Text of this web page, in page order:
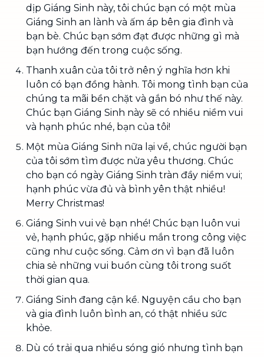
dịp Giáng Sinh này, tôi chúc bạn có một mùa
Giáng Sinh an lành và ấm áp bên gia đình và
bạn bè. Chúc bạn sớm đạt được những gì mà
bạn hướng đến trong cuộc sống.
Thanh xuân của tôi trở nên ý nghĩa hơn khi
luôn có bạn đồng hành. Tôi mong tình bạn của
chúng ta mãi bền chặt và gắn bó như thế này.
Chúc bạn Giáng Sinh này sẽ có nhiều niềm vui
và hạnh phúc nhé, bạn của tôi!
Một mùa Giáng Sinh nữa lại về, chúc người bạn
của tôi sớm tìm được nửa yêu thương. Chúc
cho bạn có ngày Giáng Sinh tràn đầy niềm vui;
hạnh phúc vừa đủ và bình yên thật nhiều!
Merry Christmas!
Giáng Sinh vui vẻ bạn nhé! Chúc bạn luôn vui
vẻ, hạnh phúc, gặp nhiều mắn trong công việc
cũng như cuộc sống. Cảm ơn vì bạn đã luôn
chia sẻ những vui buồn cùng tôi trong suốt
thời gian qua.
Giáng Sinh đang cận kề. Nguyện cầu cho bạn
và gia đình luôn bình an, có thật nhiều sức
khỏe.
Dù có trải qua nhiều sóng gió nhưng tình bạn